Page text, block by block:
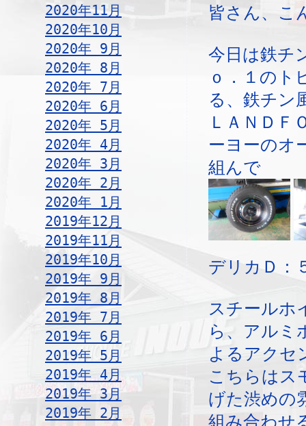
2020年11月
2020年10月
2020年 9月
2020年 8月
2020年 7月
2020年 6月
2020年 5月
2020年 4月
2020年 3月
2020年 2月
2020年 1月
2019年12月
2019年11月
2019年10月
2019年 9月
2019年 8月
2019年 7月
2019年 6月
2019年 5月
2019年 4月
2019年 3月
2019年 2月
皆さん、こ
今日は鉄チ
ｏ．１のト
る、鉄チン
ＬＡＮＤ
ーヨーのオ
組んで
デリカＤ：
スチールホ
ら、アルミ
よるアクセ
こちらはス
げた渋めの
組み合わせ